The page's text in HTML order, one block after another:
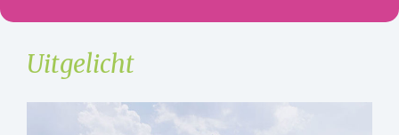
Uitgelicht